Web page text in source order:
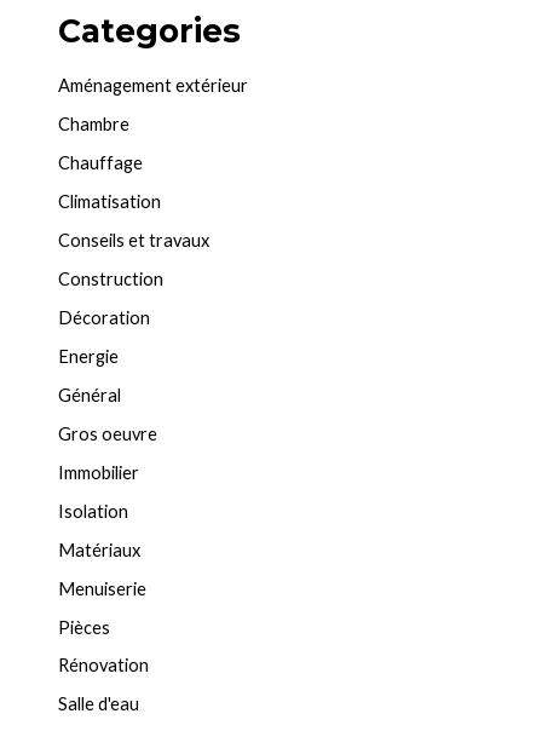
Categories
Aménagement extérieur
Chambre
Chauffage
Climatisation
Conseils et travaux
Construction
Décoration
Energie
Général
Gros oeuvre
Immobilier
Isolation
Matériaux
Menuiserie
Pièces
Rénovation
Salle d'eau